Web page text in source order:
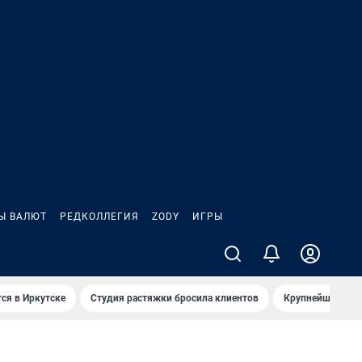
ВАЛЮТ РЕДКОЛЛЕГИЯ ZODY ИГРЫ
в Иркутске Студия растяжки бросила клиентов Крупнейшие